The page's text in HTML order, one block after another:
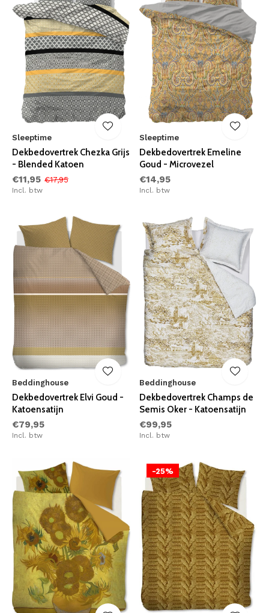
Sleeptime
Dekbedovertrek Chezka Grijs
- Blended Katoen
€11,95 €17,95
Incl. btw
Sleeptime
Dekbedovertrek Emeline
Goud - Microvezel
€14,95
Incl. btw
Beddinghouse
Dekbedovertrek Elvi Goud -
Katoensatijn
€79,95
Incl. btw
Beddinghouse
Dekbedovertrek Champs de
Semis Oker - Katoensatijn
€99,95
Incl. btw
-25%